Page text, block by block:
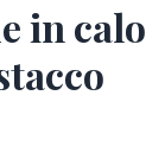
in calo